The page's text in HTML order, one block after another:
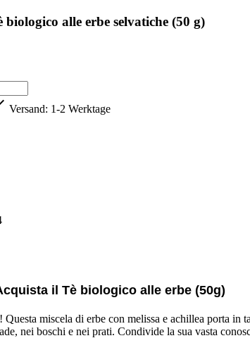
alle erbe selvatiche (50 g)
Versand: 1-2 Werktage
il Tè biologico alle erbe (50g)
Questa miscela di erbe con melissa e achillea porta
nei boschi e nei prati. Condivide la sua vasta